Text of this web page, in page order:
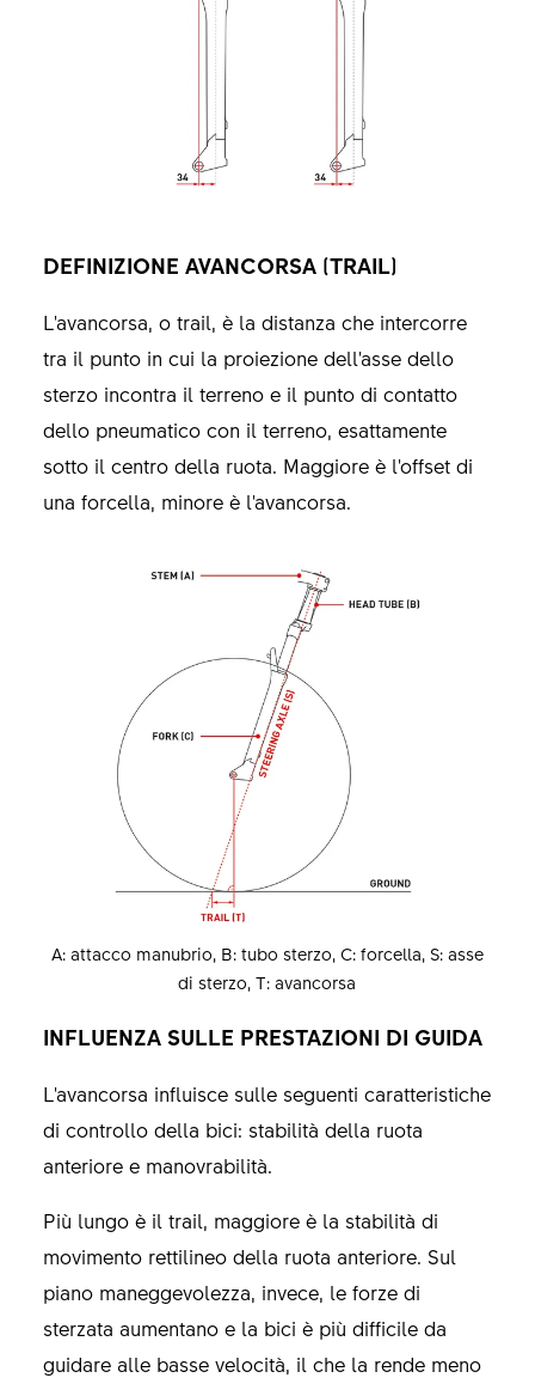
DEFINIZIONE AVANCORSA (TRAIL)
L'avancorsa, o trail, è la distanza che intercorre
tra il punto in cui la proiezione dell'asse dello
sterzo incontra il terreno e il punto di contatto
dello pneumatico con il terreno, esattamente
sotto il centro della ruota. Maggiore è l'offset di
una forcella, minore è l'avancorsa.
A: attacco manubrio, B: tubo sterzo, C: forcella, S: asse
di sterzo, T: avancorsa
INFLUENZA SULLE PRESTAZIONI DI GUIDA
L'avancorsa influisce sulle seguenti caratteristiche
di controllo della bici: stabilità della ruota
anteriore e manovrabilità.
Più lungo è il trail, maggiore è la stabilità di
movimento rettilineo della ruota anteriore. Sul
piano maneggevolezza, invece, le forze di
sterzata aumentano e la bici è più difficile da
guidare alle basse velocità, il che la rende meno